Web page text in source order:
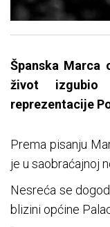
Španska Marca
život izgubio
reprezentacije
Prema pisanju
je u saobraćajnoj
Nesreća se
blizini općine